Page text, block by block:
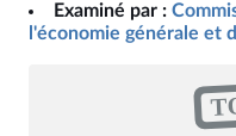
Examiné par :
l'économie générale et